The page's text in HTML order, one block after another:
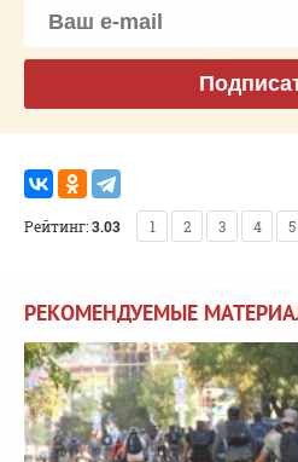
Рейтинг:3.03 1 2 3 4 5
РЕКОМЕНДУЕМЫЕ